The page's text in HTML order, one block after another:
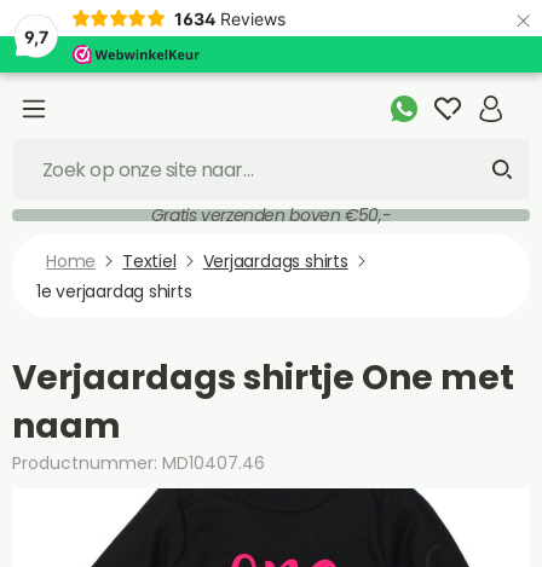
9,7
1634 Reviews ×
Gratis verzenden boven €50,-
Home
Textiel
Verjaardags shirts
1e verjaardag shirts
Verjaardags shirtje One met
naam
Productnummer: MD10407.46